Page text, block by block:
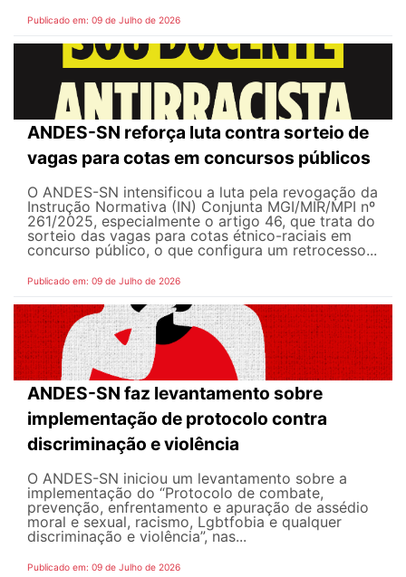
Publicado em: 09 de Julho de 2026
ANDES-SN reforça luta contra sorteio de
vagas para cotas em concursos públicos
O ANDES-SN intensificou a luta pela revogação da
Instrução Normativa (IN) Conjunta MGI/MIR/MPI nº
261/2025, especialmente o artigo 46, que trata do
sorteio das vagas para cotas étnico-raciais em
concurso público, o que configura um retrocesso...
Publicado em: 09 de Julho de 2026
ANDES-SN faz levantamento sobre
implementação de protocolo contra
discriminação e violência
O ANDES-SN iniciou um levantamento sobre a
implementação do “Protocolo de combate,
prevenção, enfrentamento e apuração de assédio
moral e sexual, racismo, Lgbtfobia e qualquer
discriminação e violência”, nas...
Publicado em: 09 de Julho de 2026